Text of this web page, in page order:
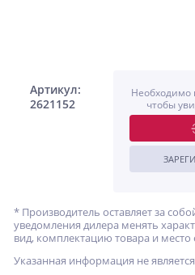
Артикул:
2621152
Необходимо
чтобы
* Производитель оставляет за
уведомления дилера менять
вид, комплектацию товара и место
Указанная информация не